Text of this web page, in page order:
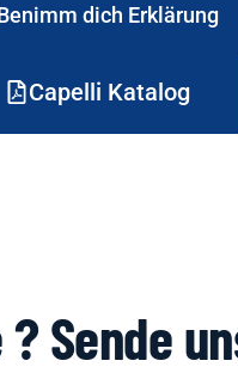
dich Erklärung
Capelli Katalog
Sende